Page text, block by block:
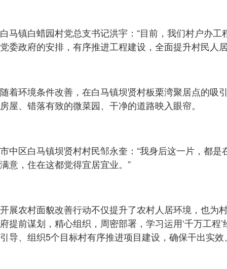
白马镇白蜡园村党总支书记洪宇：“目前，我们村户办
党委政府的安排，有序推进工程建设，全面提升村民人
随着环境条件改善，在白马镇坝贤村板栗湾聚居点的吸
房屋、错落有致的微菜园、干净的道路映入眼帘。
市中区白马镇坝贤村村民邹永奎：“我身后这一片，都
满意，住在这都觉得宜居宜业。”
开展农村面貌改善行动不仅提升了农村人居环境，也为
府提前谋划，精心组织，周密部署，学习运用‘千万工
引导、组织5个目标村有序推进项目建设，确保干出实